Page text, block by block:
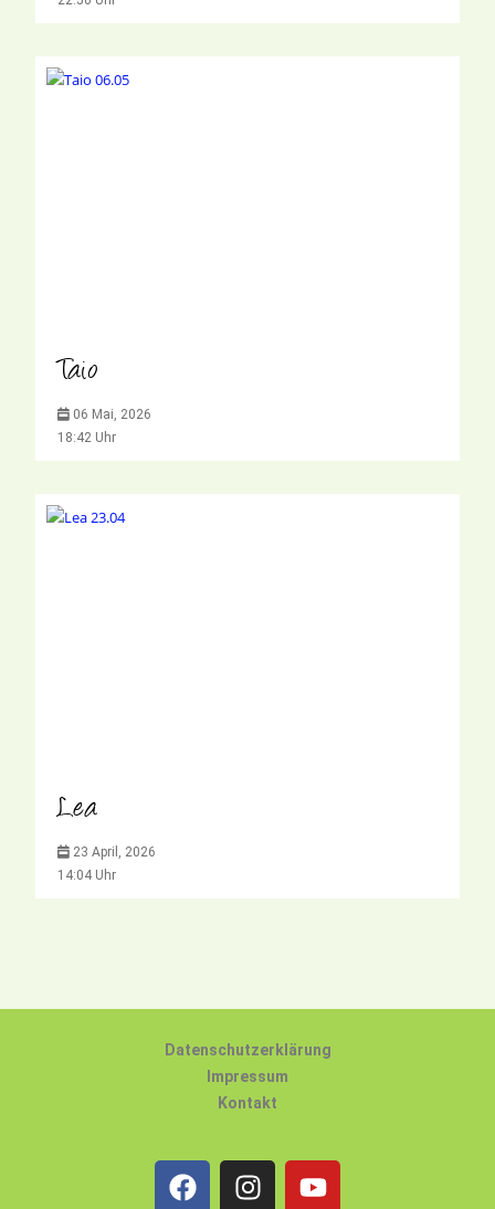
Taio
06 Mai, 2026
18:42 Uhr
Lea
23 April, 2026
14:04 Uhr
Datenschutzerklärung
Impressum
Kontakt